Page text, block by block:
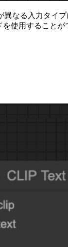
なる入力タイ
使用することが